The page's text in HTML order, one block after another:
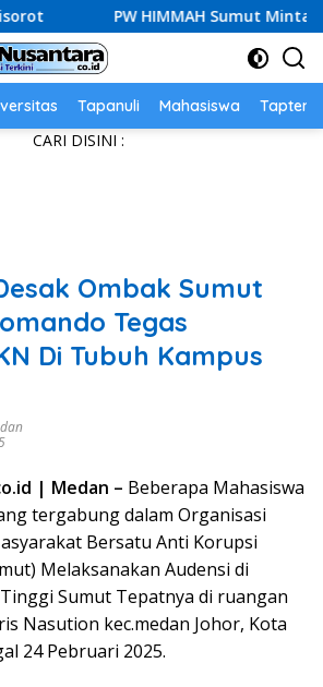
PW HIMMAH Sumut Minta Rico Waas
Tapanuli Mahasiswa Tapteng
CARI DISINI :
Ombak Sumut
Tegas
Di Tubuh Kampus
| Medan – Beberapa Mahasiswa
tergabung dalam Organisasi
Bersatu Anti Korupsi
Melaksanakan Audensi di
Sumut Tepatnya di ruangan
Nasution kec.medan Johor, Kota
24 Pebruari 2025.